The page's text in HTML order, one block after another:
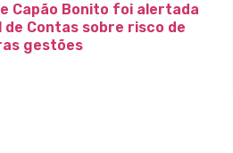
Capão Bonito foi alertada
de Contas sobre risco de
gestões